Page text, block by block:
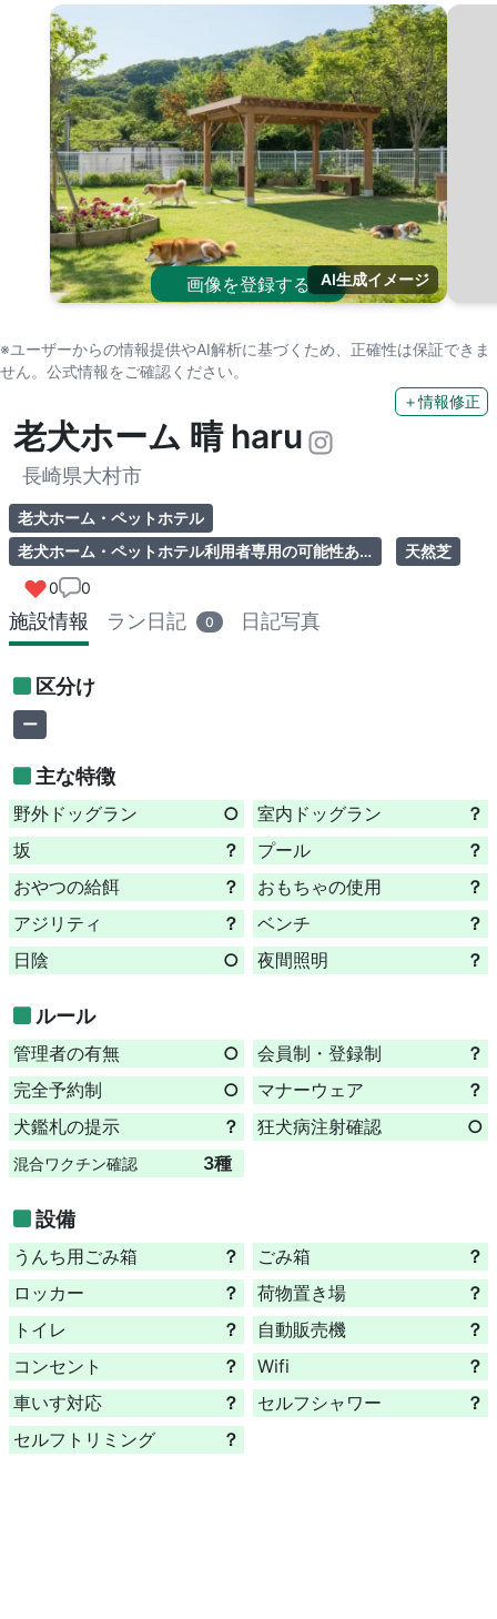
画像を登録する AI生成イメージ
※ユーザーからの情報提供やAI解析に基づくため、正確性は保証できま
せん。公式情報をご確認ください。
＋情報修正
老犬ホーム 晴 haru
長崎県大村市
老犬ホーム・ペットホテル
老犬ホーム・ペットホテル利用者専用の可能性あり（一般のドッグラン利用可否は要問い合わせ）
天然芝
0
0
施設情報 ラン日記 0 日記写真
区分け
ー
主な特徴
野外ドッグラン ○ 室内ドッグラン
？
坂
？ プール
？
おやつの給餌
？ おもちゃの使用
？
アジリティ
？ ベンチ
？
日陰
○ 夜間照明 ？
ルール
管理者の有無 ○ 会員制・登録制
？
完全予約制
○ マナーウェア
？
犬鑑札の提示
？ 狂犬病注射確認 ○
混合ワクチン確認 3種
設備
うんち用ごみ箱 ？ ごみ箱
？
ロッカー
？ 荷物置き場
？
トイレ
？ 自動販売機
？
コンセント
？ Wifi
？
車いす対応
？ セルフシャワー
？
セルフトリミング
？